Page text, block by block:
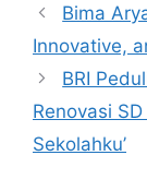
Bima
Innovative,
BRI
Renovasi
Sekolahku’